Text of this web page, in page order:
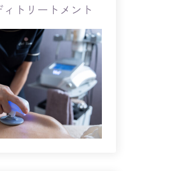
ィトリートメント